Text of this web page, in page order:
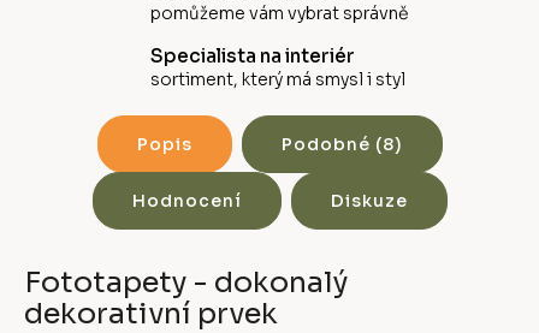
pomůžeme vám vybrat správně
Specialista na interiér
sortiment, který má smysl i styl
Popis Podobné (8)
Hodnocení Diskuze
Fototapety - dokonalý
dekorativní prvek